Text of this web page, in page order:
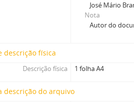
[Caixa] Caixa 44
[Caixa] Caixa 45
[Caixa] Caixa 46
[Caixa] Caixa 49
José Mário
Nota
Autor do
descrição física
Descrição física 1 folha A4
descrição do arquivo